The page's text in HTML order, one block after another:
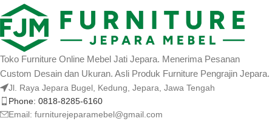
Toko Furniture Online Mebel Jati Jepara. Menerima Pesanan
Custom Desain dan Ukuran. Asli Produk Furniture Pengrajin Jepara.
Jl. Raya Jepara Bugel, Kedung, Jepara, Jawa Tengah
Phone: 0818-8285-6160
Email: furniturejeparamebel@gmail.com